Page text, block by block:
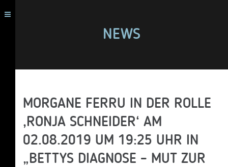
NEWS
MORGANE FERRU IN DER ROLLE
‚RONJA SCHNEIDER‘ AM
02.08.2019 UM 19:25 UHR IN
„BETTYS DIAGNOSE – MUT ZUR